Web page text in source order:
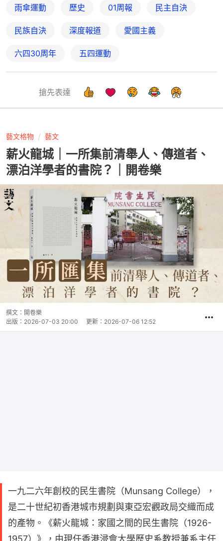
雨傘運動 歷史 01周報 民主自決
民族自決 深度報道 愛國主義
六四30周年 五四運動
搶先表達
藝文格物 藝文
薪火龍城｜一所集前清舉人、傳道者、
漂泊洋學者的書院？｜開卷樂
撰文： 開卷樂
出版： 2026-07-03 20:00 更新： 2026-07-06 12:52
一九二六年創校的民生書院（Munsang College），
是二十世紀初香港城市規劃與東亞宏觀政局交織而成
的產物。《薪火龍城：家國之間的民生書院（1926-